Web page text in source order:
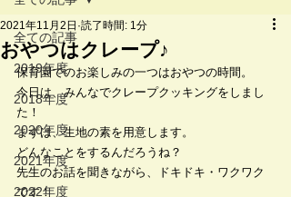
全ての記事
2019年度
2018年度
2020年度
2021年度
2022年度
おやつはクレープ♪
2021年11月2日 読了時間: 1分
保育園でのお楽しみの一つはおやつの時間。
今日は、みんなでクレープクッキングをしまし
た！
まずは、生地の素を用意します。
どんなことをするんだろうね？
先生のお話を聞きながら、ドキドキ・ワクワク
です！